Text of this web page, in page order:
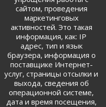
Телефоны:
+7 (812) 971-42-42
Политика об обработке и
защите персональных данных
Соглашение на обработку
персональных данных
сайтом, проведения
маркетинговых
активностей. Это такая
информация, как: IP
адрес, тип и язык
браузера, информация о
поставщике Интернет-
услуг, страницы отсылки и
выхода, сведения об
операционной системе,
дата и время посещения,